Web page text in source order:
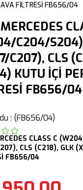
FİLTRESİ FB656/04
C204/
C207), CLS
KUTU İÇİ
FB656/04
(FB656/04)
CLASS C
CLS (C218), GLK
FB656/04